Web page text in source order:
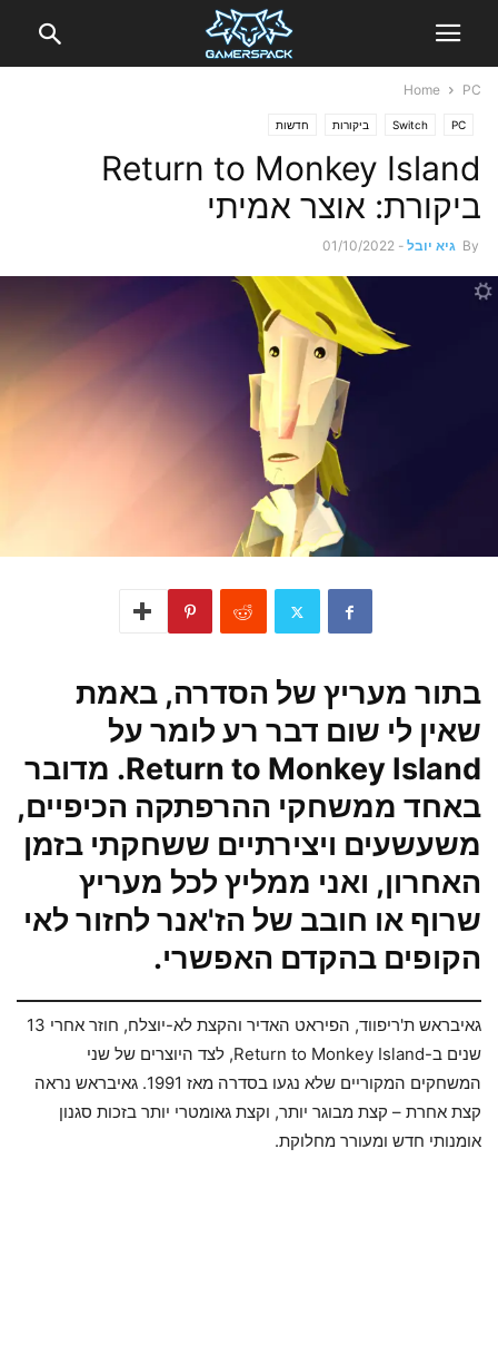
Home PC
PC
Switch ביקורות חדשות
Return to Monkey Island
ביקורת: אוצר אמיתי
By גיא יובל -
01/10/2022
בתור מעריץ של הסדרה, באמת
שאין לי שום דבר רע לומר על
Return to Monkey Island. מדובר
באחד ממשחקי ההרפתקה הכיפיים,
משעשעים ויצירתיים ששחקתי בזמן
האחרון, ואני ממליץ לכל מעריץ
שרוף או חובב של הז'אנר לחזור לאי
הקופים בהקדם האפשרי.
גאיבראש ת'ריפווד, הפיראט האדיר והקצת לא-יוצלח, חוזר אחרי 13
שנים ב-Return to Monkey Island, לצד היוצרים של שני
המשחקים המקוריים שלא נגעו בסדרה מאז 1991. גאיבראש נראה
קצת אחרת – קצת מבוגר יותר, וקצת גאומטרי יותר בזכות סגנון
אומנותי חדש ומעורר מחלוקת.